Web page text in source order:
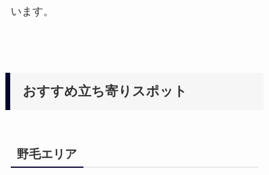
います。
おすすめ立ち寄りスポット
野毛エリア